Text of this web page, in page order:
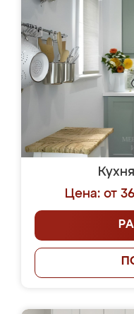
Цена: от